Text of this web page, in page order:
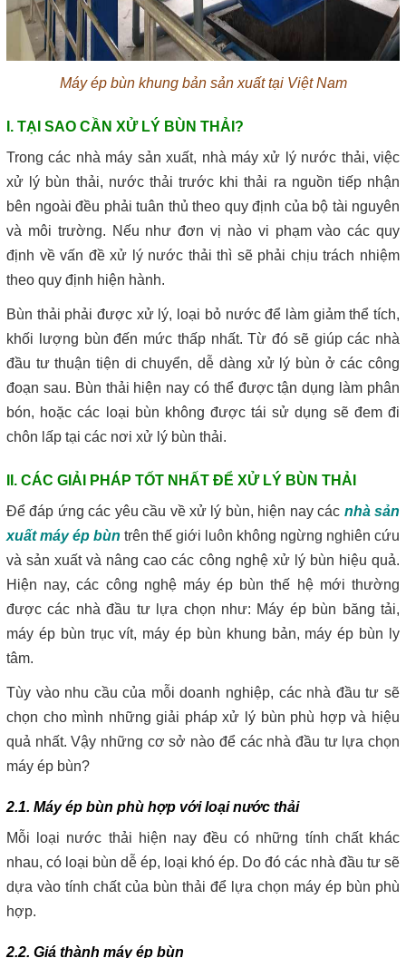
Máy ép bùn khung bản sản xuất tại Việt Nam
I. TẠI SAO CẦN XỬ LÝ BÙN THẢI?
Trong các nhà máy sản xuất, nhà máy xử lý nước thải, việc
xử lý bùn thải, nước thải trước khi thải ra nguồn tiếp nhận
bên ngoài đều phải tuân thủ theo quy định của bộ tài nguyên
và môi trường. Nếu như đơn vị nào vi phạm vào các quy
định về vấn đề xử lý nước thải thì sẽ phải chịu trách nhiệm
theo quy định hiện hành.
Bùn thải phải được xử lý, loại bỏ nước để làm giảm thể tích,
khối lượng bùn đến mức thấp nhất. Từ đó sẽ giúp các nhà
đầu tư thuận tiện di chuyển, dễ dàng xử lý bùn ở các công
đoạn sau. Bùn thải hiện nay có thể được tận dụng làm phân
bón, hoặc các loại bùn không được tái sử dụng sẽ đem đi
chôn lấp tại các nơi xử lý bùn thải.
II. CÁC GIẢI PHÁP TỐT NHẤT ĐỂ XỬ LÝ BÙN THẢI
Để đáp ứng các yêu cầu về xử lý bùn, hiện nay các nhà sản
xuất máy ép bùn trên thế giới luôn không ngừng nghiên cứu
và sản xuất và nâng cao các công nghệ xử lý bùn hiệu quả.
Hiện nay, các công nghệ máy ép bùn thế hệ mới thường
được các nhà đầu tư lựa chọn như: Máy ép bùn băng tải,
máy ép bùn trục vít, máy ép bùn khung bản, máy ép bùn ly
tâm.
Tùy vào nhu cầu của mỗi doanh nghiệp, các nhà đầu tư sẽ
chọn cho mình những giải pháp xử lý bùn phù hợp và hiệu
quả nhất. Vậy những cơ sở nào để các nhà đầu tư lựa chọn
máy ép bùn?
2.1. Máy ép bùn phù hợp với loại nước thải
Mỗi loại nước thải hiện nay đều có những tính chất khác
nhau, có loại bùn dễ ép, loại khó ép. Do đó các nhà đầu tư sẽ
dựa vào tính chất của bùn thải để lựa chọn máy ép bùn phù
hợp.
2.2. Giá thành máy ép bùn